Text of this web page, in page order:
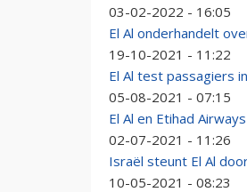
03-02-2022 - 16:05
El Al onderhandelt
19-10-2021 - 11:22
El Al test passagiers
05-08-2021 - 07:15
El Al en Etihad
02-07-2021 - 11:26
Israël steunt El Al
10-05-2021 - 08:23